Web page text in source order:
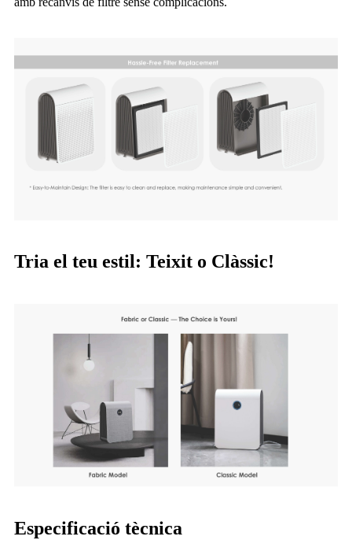
Tria el teu estil: Teixit o Clàssic!
Especificació tècnica